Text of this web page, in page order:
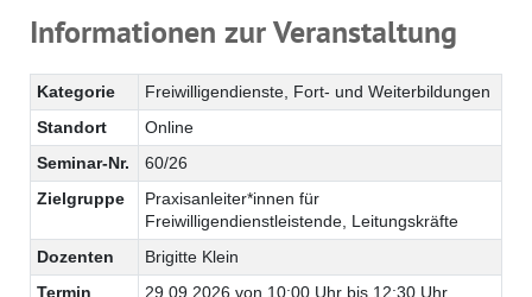
Informationen zur Veranstaltung
Kategorie
Freiwilligendienste, Fort- und Weiterbildungen
Standort
Online
Seminar-Nr.
60/26
Zielgruppe
Praxisanleiter*innen für
Freiwilligendienstleistende, Leitungskräfte
Dozenten
Brigitte Klein
Termin
29.09.2026 von 10:00 Uhr bis 12:30 Uhr